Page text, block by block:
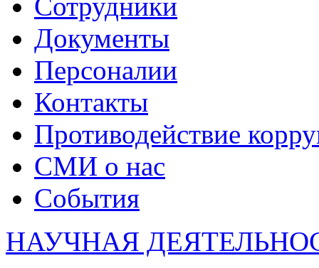
Документы
Персоналии
Контакты
Противодействие
СМИ о нас
События
НАУЧНАЯ